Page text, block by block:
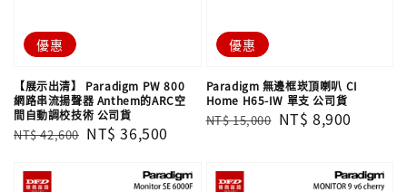
優惠
【展示出清】 Paradigm PW 800
網路串流揚聲器 Anthem的ARC空
間自動調校技術 公司貨
Regular
NT$ 42,600 Sale
NT$ 36,500
優惠
Paradigm 無邊框崁頂喇叭 CI
Home H65-IW 單支 公司貨
Regular
NT$ 15,000 Sale
NT$ 8,900